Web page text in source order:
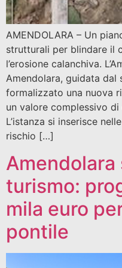
AMENDOLARA – Un
strutturali per blindare il
l’erosione calanchiva.
Amendolara, guidata dal
formalizzato una nuova
un valore complessivo
L’istanza si inserisce
rischio […]
turismo:
mila euro
pontile